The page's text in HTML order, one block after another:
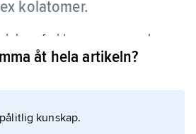
kolatomer.
fruktos, mannos och
åt hela artikeln?
kunskap.